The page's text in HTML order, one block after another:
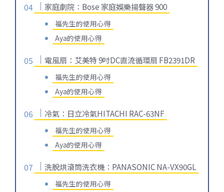
家庭劇院：Bose 家庭娛樂揚聲器 900
福先生的使用心得
Aya的使用心得
電風扇：艾美特 9吋DC直流循環扇 FB2391DR
福先生的使用心得
Aya的使用心得
冷氣：日立冷氣HITACHI RAC-63NF
福先生的使用心得
Aya的使用心得
洗脫烘滾筒洗衣機：PANASONIC NA-VX90GL
福先生的使用心得